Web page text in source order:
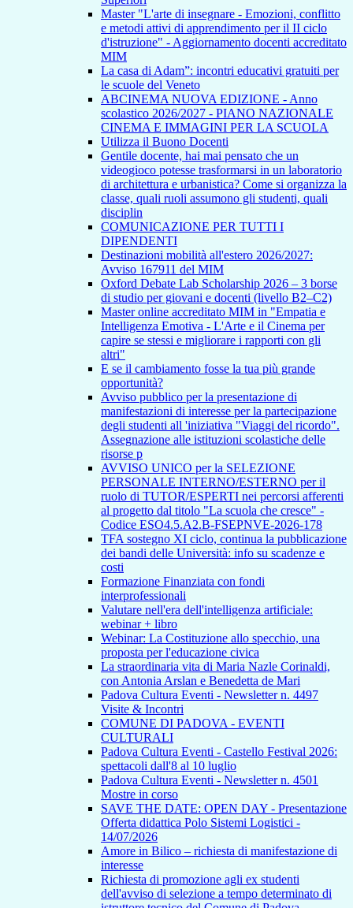
Master "L'arte di insegnare - Emozioni, conflitto
e metodi attivi di apprendimento per il II ciclo
d'istruzione" - Aggiornamento docenti accreditato
MIM
La casa di Adam”: incontri educativi gratuiti per
le scuole del Veneto
ABCINEMA NUOVA EDIZIONE - Anno
scolastico 2026/2027 - PIANO NAZIONALE
CINEMA E IMMAGINI PER LA SCUOLA
Utilizza il Buono Docenti
Gentile docente, hai mai pensato che un
videogioco potesse trasformarsi in un laboratorio
di architettura e urbanistica? Come si organizza la
classe, quali ruoli assumono gli studenti, quali
disciplin
COMUNICAZIONE PER TUTTI I
DIPENDENTI
Destinazioni mobilità all'estero 2026/2027:
Avviso 167911 del MIM
Oxford Debate Lab Scholarship 2026 – 3 borse
di studio per giovani e docenti (livello B2–C2)
Master online accreditato MIM in "Empatia e
Intelligenza Emotiva - L'Arte e il Cinema per
capire se stessi e migliorare i rapporti con gli
altri"
E se il cambiamento fosse la tua più grande
opportunità?
Avviso pubblico per la presentazione di
manifestazioni di interesse per la partecipazione
degli studenti all 'iniziativa "Viaggi del ricordo".
Assegnazione alle istituzioni scolastiche delle
risorse p
AVVISO UNICO per la SELEZIONE
PERSONALE INTERNO/ESTERNO per il
ruolo di TUTOR/ESPERTI nei percorsi afferenti
al progetto dal titolo "La scuola che cresce" -
Codice ESO4.5.A2.B-FSEPNVE-2026-178
TFA sostegno XI ciclo, continua la pubblicazione
dei bandi delle Università: info su scadenze e
costi
Formazione Finanziata con fondi
interprofessionali
Valutare nell'era dell'intelligenza artificiale:
webinar + libro
Webinar: La Costituzione allo specchio, una
proposta per l'educazione civica
La straordinaria vita di Maria Nazle Corinaldi,
con Antonia Arslan e Benedetta de Mari
Padova Cultura Eventi - Newsletter n. 4497
Visite & Incontri
COMUNE DI PADOVA - EVENTI
CULTURALI
Padova Cultura Eventi - Castello Festival 2026:
spettacoli dall'8 al 10 luglio
Padova Cultura Eventi - Newsletter n. 4501
Mostre in corso
SAVE THE DATE: OPEN DAY - Presentazione
Offerta didattica Polo Sistemi Logistici -
14/07/2026
Amore in Bilico – richiesta di manifestazione di
interesse
Richiesta di promozione agli ex studenti
dell'avviso di selezione a tempo determinato di